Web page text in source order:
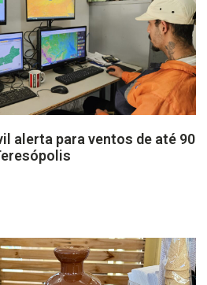
alerta para ventos de até 90